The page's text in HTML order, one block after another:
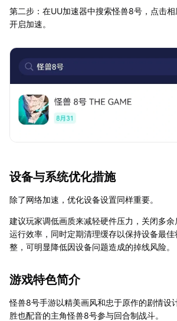
第二步：在UU加速器中搜索怪兽8号，点击
开启加速。
设备与系统优化措施
除了网络加速，优化设备设置同样重要。
建议玩家调低画质来减轻硬件压力，关闭多
运行效率，同时定期清理缓存以保持设备最
整，可明显降低因设备问题造成的掉线风险。
游戏特色简介
怪兽8号手游以精美画风和忠于原作的剧情设
胜也配音的主角怪兽8号参与回合制战斗。